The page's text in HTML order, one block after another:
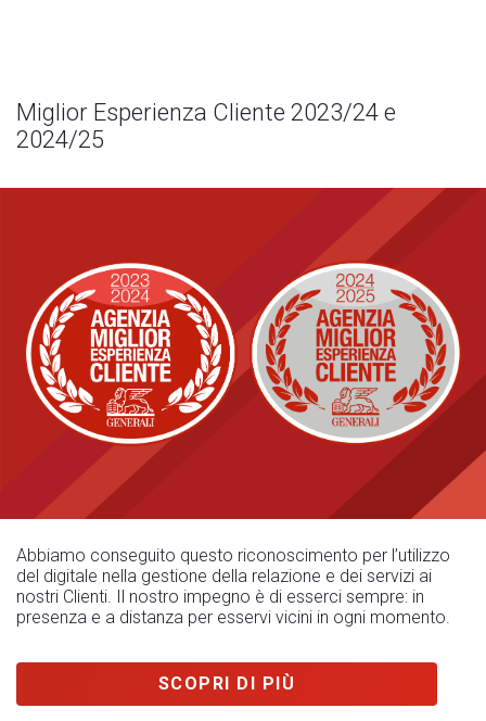
Miglior Esperienza Cliente 2023/24 e
2024/25
Abbiamo conseguito questo riconoscimento per l’utilizzo
del digitale nella gestione della relazione e dei servizi ai
nostri Clienti. Il nostro impegno è di esserci sempre: in
presenza e a distanza per esservi vicini in ogni momento.
SCOPRI DI PIÙ